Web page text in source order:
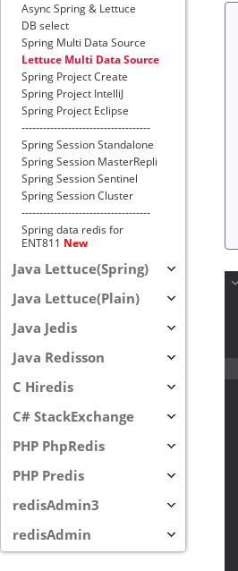
Async Spring & Lettuce
DB select
Spring Multi Data Source
Lettuce Multi Data Source
Spring Project Create
Spring Project IntelliJ
Spring Project Eclipse
------------------------------------
Spring Session Standalone
Spring Session MasterRepli
Spring Session Sentinel
Spring Session Cluster
------------------------------------
Spring data redis for
ENT811 New
Java Lettuce(Spring)
Java Lettuce(Plain)
Java Jedis
Java Redisson
C Hiredis
C# StackExchange
PHP PhpRedis
PHP Predis
redisAdmin3
redisAdmin